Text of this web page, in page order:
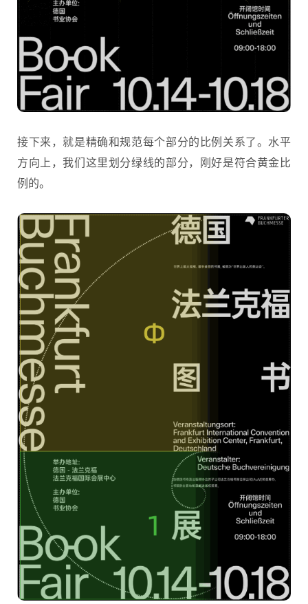
接下来，就是精确和规范每个部分的比例关系了。水平
方向上，我们这里划分绿线的部分，刚好是符合黄金比
例的。